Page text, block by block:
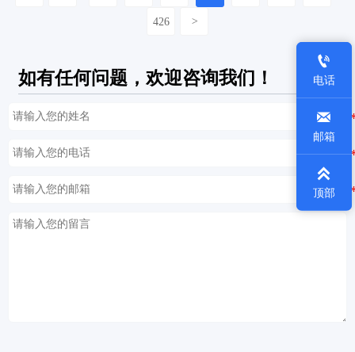
426 >
如有任何问题，欢迎咨询我们！

电话

邮箱

顶部